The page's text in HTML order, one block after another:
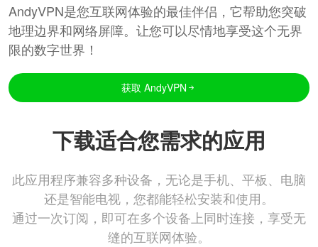
AndyVPN是您互联网体验的最佳伴侣，它帮助您突破
地理边界和网络屏障。让您可以尽情地享受这个无界
限的数字世界！
获取 AndyVPN
下载适合您需求的应用
此应用程序兼容多种设备，无论是手机、平板、电脑
还是智能电视，您都能轻松安装和使用。
通过一次订阅，即可在多个设备上同时连接，享受无
缝的互联网体验。